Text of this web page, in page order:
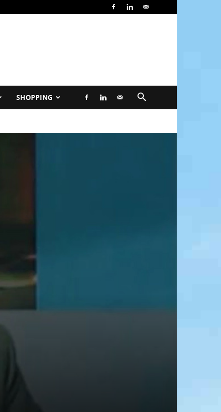
SHOPPING